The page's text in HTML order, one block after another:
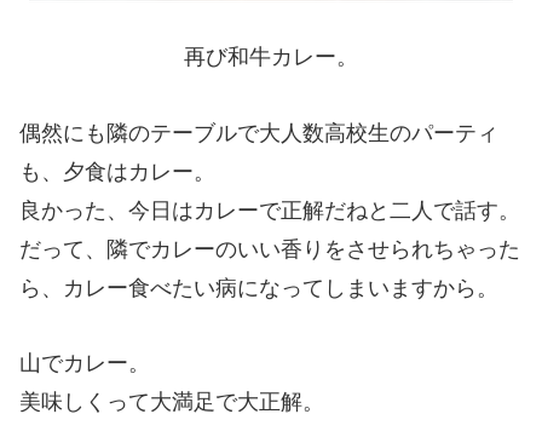
再び和牛カレー。
偶然にも隣のテーブルで大人数高校生のパーティ
も、夕食はカレー。
良かった、今日はカレーで正解だねと二人で話す。
だって、隣でカレーのいい香りをさせられちゃった
ら、カレー食べたい病になってしまいますから。
山でカレー。
美味しくって大満足で大正解。